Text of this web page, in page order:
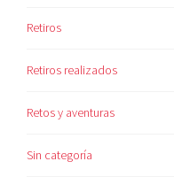
Retiros
Retiros realizados
Retos y aventuras
Sin categoría